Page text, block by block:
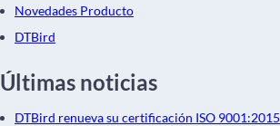
Novedades Producto
DTBird
Últimas noticias
DTBird renueva su certificación ISO 9001:2015